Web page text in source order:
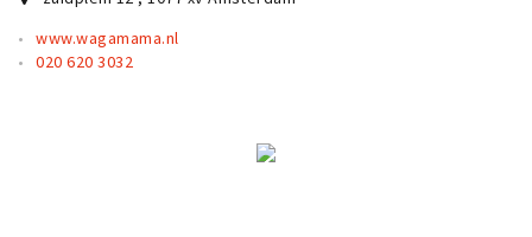
Membership
Contact
www.wagamama.nl
020 620 3032